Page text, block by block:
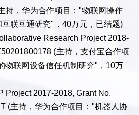
持，华为合作项目："物联网操作
联互通研究"，40万元，已结题)
Research Project 2018-
(主持，支付宝合作项
物联网设备信任机制研究"，10万
Project 2017-2018, Grant No.
(主持，华为合作项目："机器人协